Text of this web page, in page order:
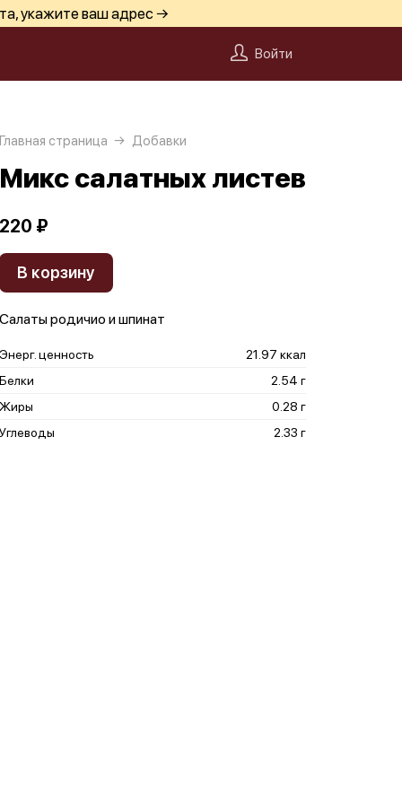
укажите ваш адрес →
Войти
Главная страница Добавки
Микс салатных листев
220 ₽
В корзину
Салаты родичио и шпинат
Энерг. ценность
21.97 ккал
Белки
2.54 г
Жиры
0.28 г
Углеводы
2.33 г